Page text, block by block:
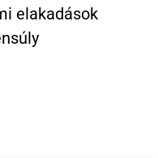
elakadások